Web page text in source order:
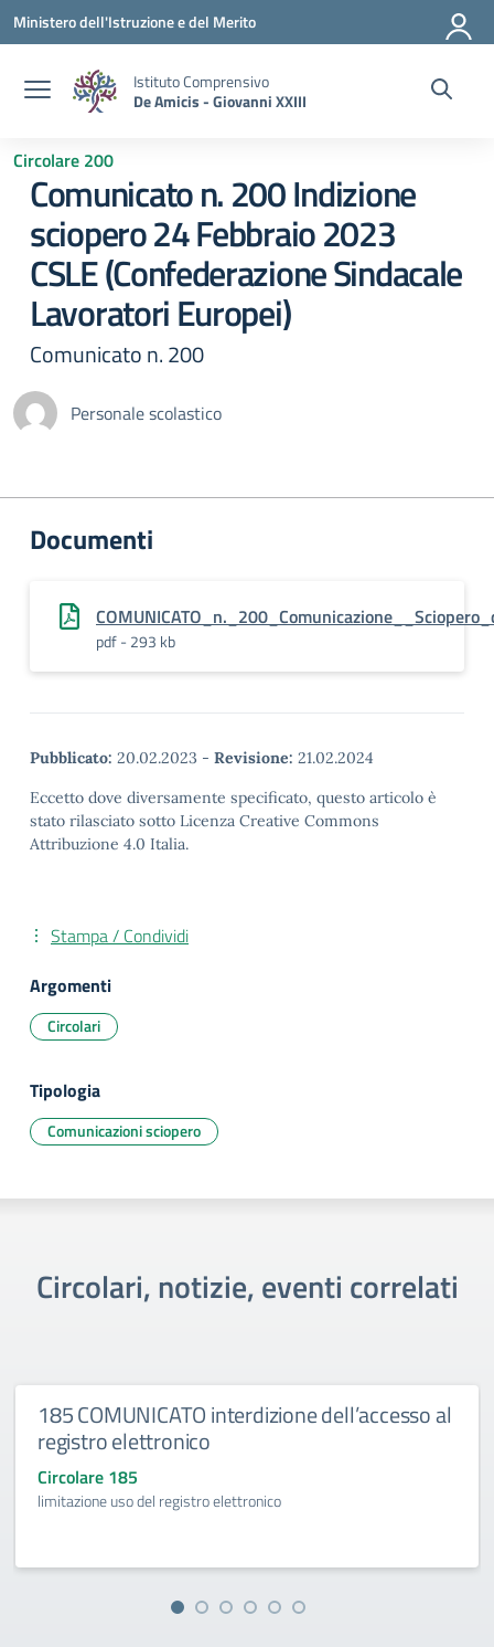
Vai ai contenuti
Vai al menu di navigazione
Vai al footer
Ministero dell'Istruzione e del Merito
Istituto Comprensivo
De Amicis - Giovanni XXIII
Circolare 200
Comunicato n. 200 Indizione
sciopero 24 Febbraio 2023
CSLE (Confederazione Sindacale
Lavoratori Europei)
Comunicato n. 200
Personale scolastico
Documenti
pdf - 293 kb
Pubblicato: 20.02.2023 - Revisione: 21.02.2024
Eccetto dove diversamente specificato, questo articolo è
stato rilasciato sotto Licenza Creative Commons
Attribuzione 4.0 Italia.
Stampa / Condividi
Argomenti
Circolari
Tipologia
Comunicazioni sciopero
Circolari, notizie, eventi correlati
185 COMUNICATO interdizione dell’accesso al
registro elettronico
Circolare 185
limitazione uso del registro elettronico